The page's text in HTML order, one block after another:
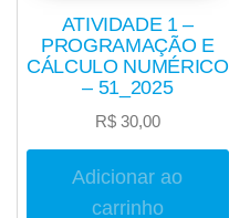
ATIVIDADE 1 –
PROGRAMAÇÃO E
CÁLCULO NUMÉRICO
– 51_2025
R$30,00
Adicionar ao
carrinho